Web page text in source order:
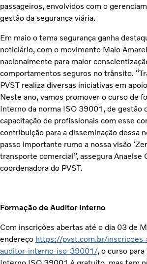
passageiros, envolvidos com o
gestão da segurança viária.
Em maio o tema segurança ganha
noticiário, com o movimento Maio
nacionalmente para maior
comportamentos seguros no trânsito.
PVST realiza diversas iniciativas em
Neste ano, vamos promover o curso de
Interno da norma ISO 39001, de gestão
capacitação de profissionais com esse
contribuição para a disseminação dessa
passo importante rumo a nossa visão
transporte comercial”, assegura Anaelse
coordenadora do PVST.
Formação de Auditor Interno
Com inscrições abertas até o dia 03 de
endereço https://pvst.com.br/
auditor-interno-iso-39001/, o curso